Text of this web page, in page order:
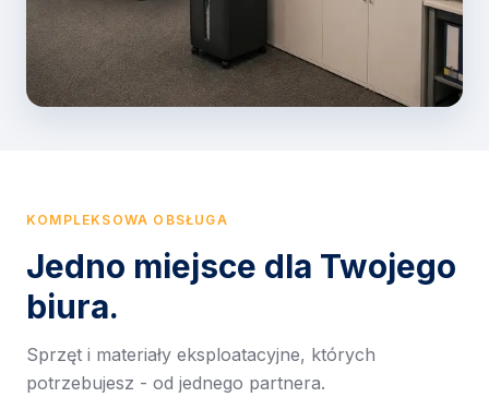
KOMPLEKSOWA OBSŁUGA
Jedno miejsce dla Twojego
biura.
Sprzęt i materiały eksploatacyjne, których
potrzebujesz - od jednego partnera.